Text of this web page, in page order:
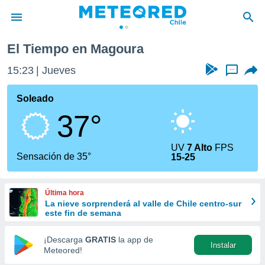
de
por
que se
calidad.
a este
las
y
forma
digital
basada
El Tiempo en Magoura
15:23 Jueves ...
Soleado
37°
Sensación de 35°
UV7 Alto FPS
15-25
Última hora
La nieve sorprenderá al valle de Chile centro-sur
este fin de semana
¡Descarga GRATIS la app de
Meteored!
Instalar